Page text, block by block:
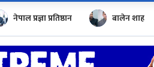
नेपाल प्रज्ञा प्रतिष्ठान बालेन शाह